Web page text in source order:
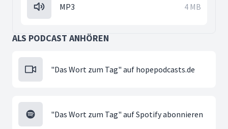
MP3 4 MB
ALS PODCAST ANHÖREN
"Das Wort zum Tag" auf hopepodcasts.de
"Das Wort zum Tag" auf Spotify abonnieren